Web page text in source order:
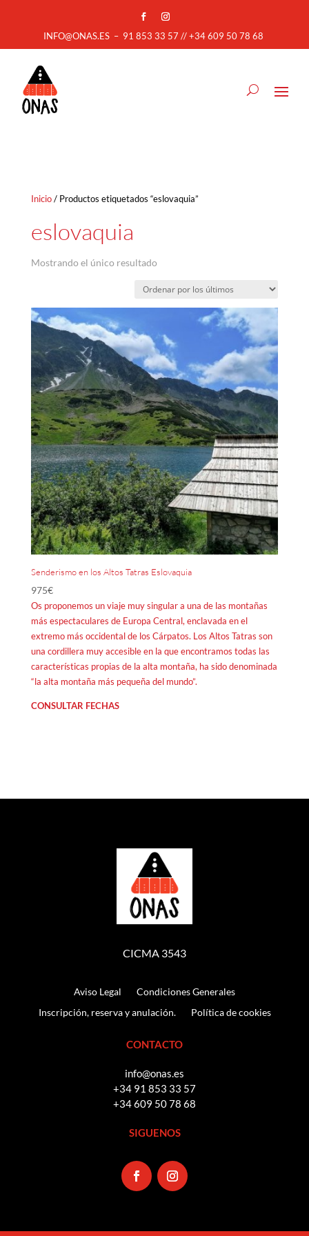
INFO@ONAS.ES – 91 853 33 57 // +34 609 50 78 68
Inicio/ Productos etiquetados “eslovaquia”
eslovaquia
Mostrando el único resultado
Senderismo en los Altos Tatras Eslovaquia
975€
Os proponemos un viaje muy singular a una de las montañas
más espectaculares de Europa Central, enclavada en el
extremo más occidental de los Cárpatos. Los Altos Tatras son
una cordillera muy accesible en la que encontramos todas las
características propias de la alta montaña, ha sido denominada
“la alta montaña más pequeña del mundo”.
CONSULTAR FECHAS
CICMA 3543
Aviso Legal
Condiciones Generales
Inscripción, reserva y anulación.
Política de cookies
CONTACTO
info@onas.es
+34 91 853 33 57
+34 609 50 78 68
SIGUENOS